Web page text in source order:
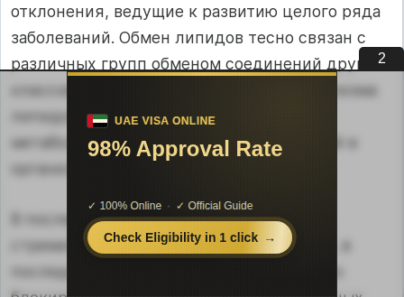
отклонения, ведущие к развитию целого ряда
заболеваний. Обмен липидов тесно связан с
различных групп обменом соединений других
классов, а метаболические пути метаболизма
липидов являются частью общей
метаболической сети, функционирующей в
организме.
В последнее время биохимия липидов
стремительно развивается. В частности, в
последних исследованиях оказалось, что
1